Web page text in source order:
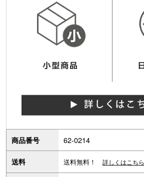
商品番号 62-0214
送料 送料無料！ 詳しくはこちら